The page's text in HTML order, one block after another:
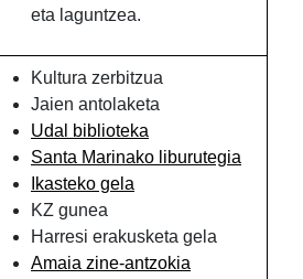
eta laguntzea.
Kultura zerbitzua
Jaien antolaketa
Udal biblioteka
Santa Marinako liburutegia
Ikasteko gela
KZ gunea
Harresi erakusketa gela
Amaia zine-antzokia